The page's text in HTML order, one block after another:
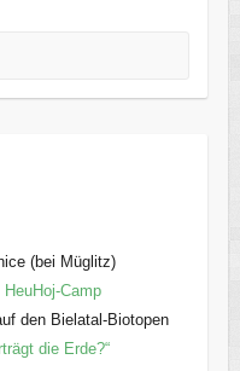
(bei Müglitz)
Camp
den Bielatal-Biotopen
die Erde?“